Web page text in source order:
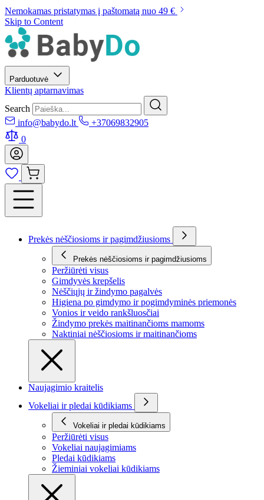
Nemokamas pristatymas į paštomatą nuo 49 €
Skip to Content
Parduotuvė
Klientų aptarnavimas
Search
info@babydo.lt
+37069832905
0
Prekės nėščiosioms ir pagimdžiusioms
Prekės nėščiosioms ir pagimdžiusioms
Peržiūrėti visus
Gimdyvės krepšelis
Nėščiųjų ir žindymo pagalvės
Higiena po gimdymo ir pogimdyminės priemonės
Vonios ir veido rankšluosčiai
Žindymo prekės maitinančioms mamoms
Naktiniai nėščiosioms ir maitinančioms
Naujagimio kraitelis
Vokeliai ir pledai kūdikiams
Vokeliai ir pledai kūdikiams
Peržiūrėti visus
Vokeliai naujagimiams
Pledai kūdikiams
Žieminiai vokeliai kūdikiams